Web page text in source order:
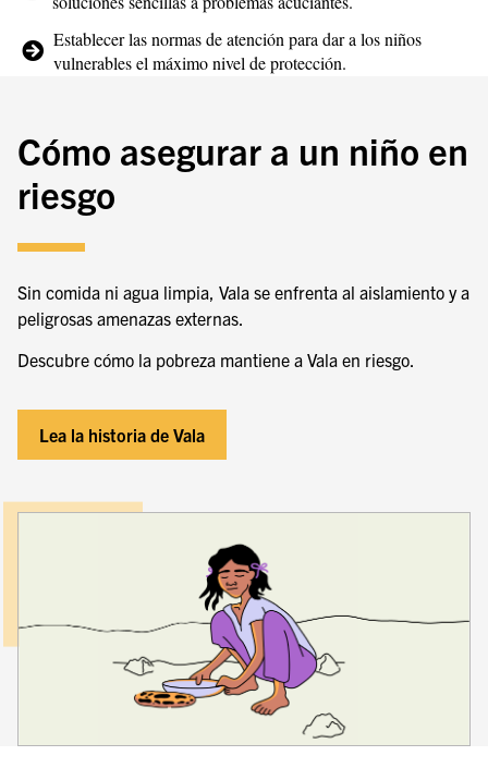
Establecer las normas de atención para dar a los niños
vulnerables el máximo nivel de protección.
Cómo asegurar a un niño en
riesgo
Sin comida ni agua limpia, Vala se enfrenta al aislamiento y a
peligrosas amenazas externas.
Descubre cómo la pobreza mantiene a Vala en riesgo.
Lea la historia de Vala